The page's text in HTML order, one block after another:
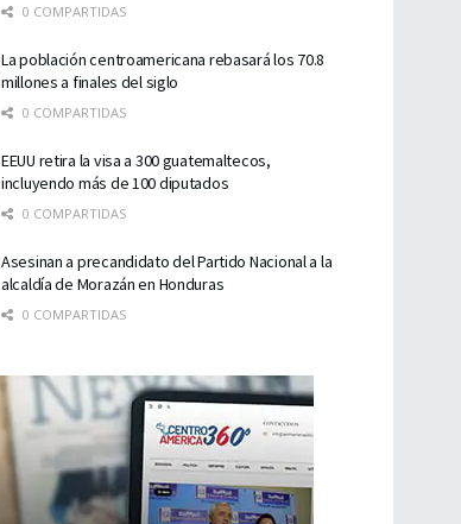
0 COMPARTIDAS
La población centroamericana rebasará los 70.8
millones a finales del siglo
0 COMPARTIDAS
EEUU retira la visa a 300 guatemaltecos,
incluyendo más de 100 diputados
0 COMPARTIDAS
Asesinan a precandidato del Partido Nacional a la
alcaldía de Morazán en Honduras
0 COMPARTIDAS